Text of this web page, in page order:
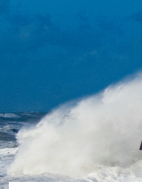
contenu
gauche
droite
pied